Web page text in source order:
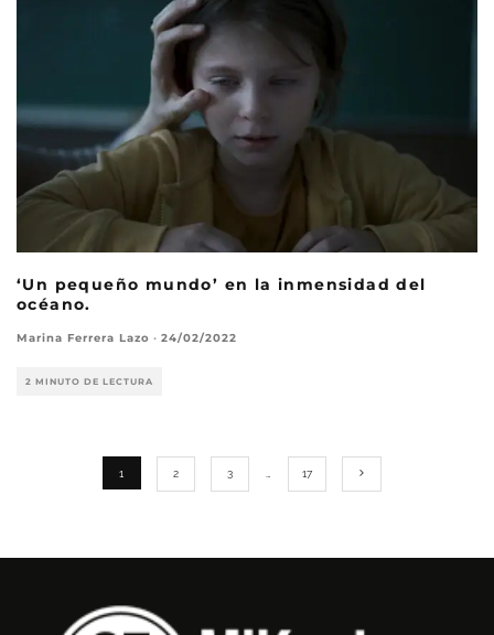
‘Un pequeño mundo’ en la inmensidad del
océano.
Marina Ferrera Lazo · 24/02/2022
2 MINUTO DE LECTURA
1 2 3 17